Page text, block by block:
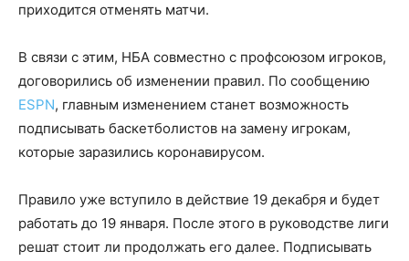
приходится отменять матчи.
В связи с этим, НБА совместно с профсоюзом игроков,
договорились об изменении правил. По сообщению
ESPN, главным изменением станет возможность
подписывать баскетболистов на замену игрокам,
которые заразились коронавирусом.
Правило уже вступило в действие 19 декабря и будет
работать до 19 января. После этого в руководстве лиги
решат стоит ли продолжать его далее. Подписывать